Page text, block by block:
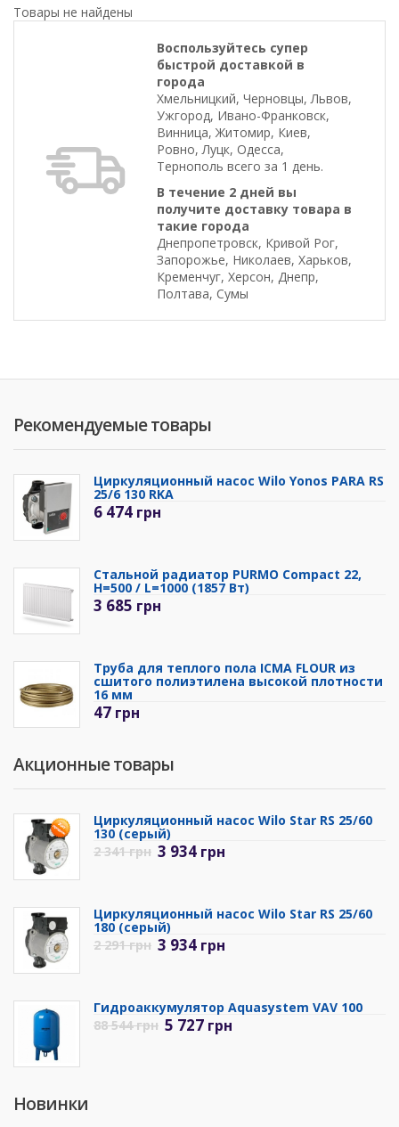
Товары не найдены
Воспользуйтесь супер
быстрой доставкой в
города
Хмельницкий, Черновцы, Львов,
Ужгород, Ивано-Франковск,
Винница, Житомир, Киев,
Ровно, Луцк, Одесса,
Тернополь всего за 1 день.
В течение 2 дней вы
получите доставку товара в
такие города
Днепропетровск, Кривой Рог,
Запорожье, Николаев, Харьков,
Кременчуг, Херсон, Днепр,
Полтава, Сумы
Рекомендуемые товары
Циркуляционный насос Wilo Yonos PARA RS
25/6 130 RKA
6 474 грн
Стальной радиатор PURMO Compact 22,
H=500 / L=1000 (1857 Вт)
3 685 грн
Труба для теплого пола ICMA FLOUR из
сшитого полиэтилена высокой плотности
16 мм
47 грн
Акционные товары
Циркуляционный насос Wilo Star RS 25/60
130 (серый)
2 341грн 3 934 грн
Циркуляционный насос Wilo Star RS 25/60
180 (серый)
2 291грн 3 934 грн
Гидроаккумулятор Aquasystem VAV 100
88 544грн 5 727 грн
Новинки